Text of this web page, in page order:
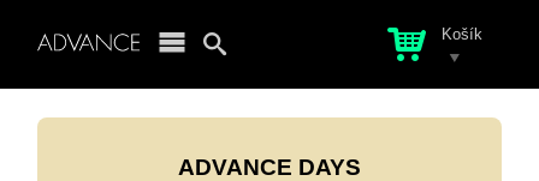
Košík
ADVANCE DAYS